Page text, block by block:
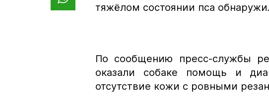
тяжёлом состоянии пса
По сообщению пресс-службы
оказали собаке помощь и
отсутствие кожи с ровными